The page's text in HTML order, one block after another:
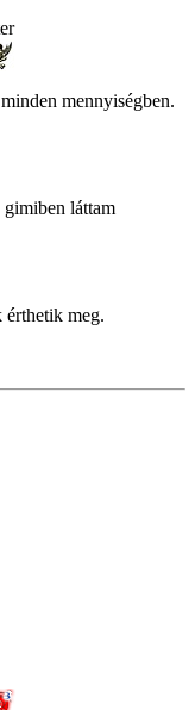
mennyiségben.
láttam
meg.